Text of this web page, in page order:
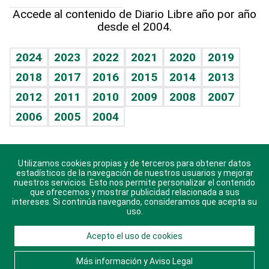
Hablando con el pediatra
Vida y familia
Eñe
Celebrando la vida
Sin complejos
En pocas palabras
Escuchando al corazón
Economía Personal
TBT Deportivo
Más firmas
Hecho en casa
Guía del dinero
Cumpleaños
Horóscopos
Crucigramas
Accede al contenido de Diario Libre año por año
desde el 2004.
2024 2023 2022 2021 2020
2019
2018
2017 2016 2015 2014
2013
2012
2011 2010 2009 2008
2007
2006
2005 2004
Descarga nuestras aplicaciones para Android, iOS y
sistema Huawei.
© 2021 Diario Libre, todos los derechos reservados.
Consulta elAviso Legal. Ponte en Contacto
Utilizamos cookies propias y de terceros para obtener datos
estadísticos de la navegación de nuestros usuarios y mejorar
nuestros servicios. Esto nos permite personalizar el contenido
que ofrecemos y mostrar publicidad relacionada a sus
intereses. Si continúa navegando, consideramos que acepta su
uso.
Acepto el uso de cookies
Más información y Aviso Legal